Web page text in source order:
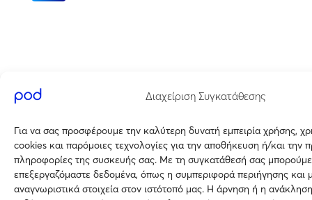
Διαχείριση Συγκατάθεσης
Για να σας προσφέρουμε την καλύτερη δυνατή εμπειρία χρήσης,
cookies και παρόμοιες τεχνολογίες για την αποθήκευση ή/και την
πληροφορίες της συσκευής σας. Με τη συγκατάθεσή σας
επεξεργαζόμαστε δεδομένα, όπως η συμπεριφορά περιήγησης και
αναγνωριστικά στοιχεία στον ιστότοπό μας. Η άρνηση ή η